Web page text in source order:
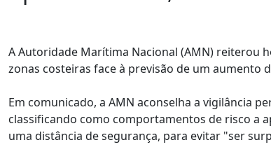
A Autoridade Marítima Nacional (AMN) reiterou
zonas costeiras face à previsão de um aumento
Em comunicado, a AMN aconselha a vigilância
classificando como comportamentos de risco a
uma distância de segurança, para evitar "ser